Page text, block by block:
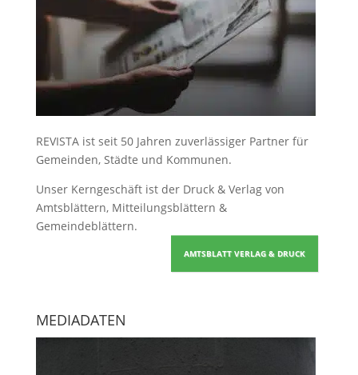
REVISTA ist seit 50 Jahren zuverlässiger Partner für
Gemeinden, Städte und Kommunen.
Unser Kerngeschäft ist der Druck & Verlag von
Amtsblättern, Mitteilungsblättern &
Gemeindeblättern.
AMTSBLATT VERLAG & DRUCK
MEDIADATEN